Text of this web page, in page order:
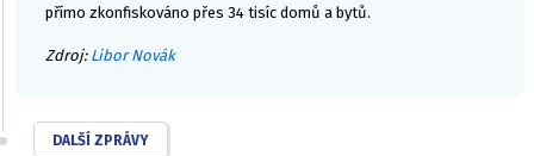
přímo zkonfiskováno přes 34 tisíc domů a bytů.
Zdroj: Libor Novák
DALŠÍ ZPRÁVY